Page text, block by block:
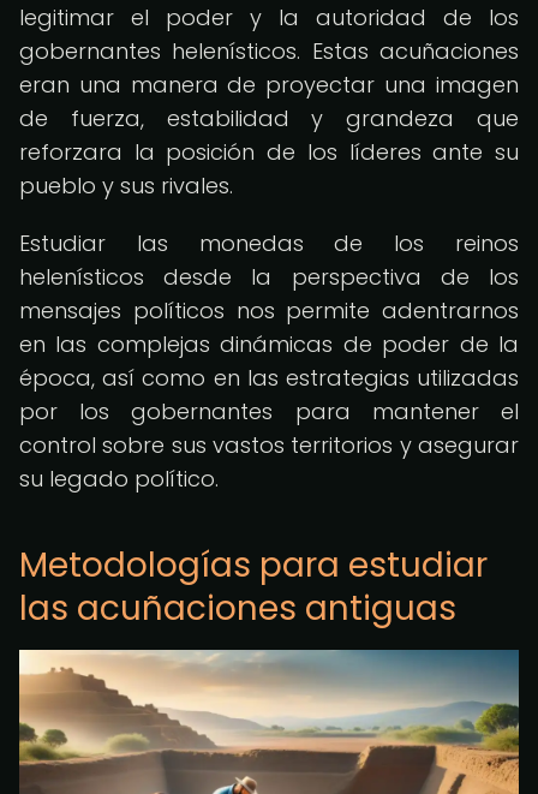
legitimar el poder y la autoridad de los
gobernantes helenísticos. Estas acuñaciones
eran una manera de proyectar una imagen
de fuerza, estabilidad y grandeza que
reforzara la posición de los líderes ante su
pueblo y sus rivales.
Estudiar las monedas de los reinos
helenísticos desde la perspectiva de los
mensajes políticos nos permite adentrarnos
en las complejas dinámicas de poder de la
época, así como en las estrategias utilizadas
por los gobernantes para mantener el
control sobre sus vastos territorios y asegurar
su legado político.
Metodologías para estudiar
las acuñaciones antiguas